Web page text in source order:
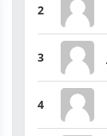
2
3
4